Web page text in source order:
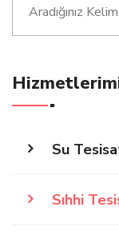
Su
Sıhhi